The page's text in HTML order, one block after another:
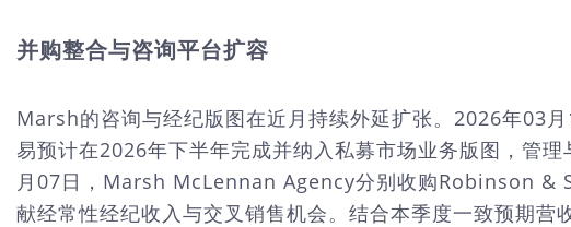
并购整合与咨询平台扩容
Marsh的咨询与经纪版图在近月持续外延扩张。2026年03
易预计在2026年下半年完成并纳入私募市场业务版图，管
月07日，Marsh McLennan Agency分别收购Robinson &
献经常性经纪收入与交叉销售机会。结合本季度一致预期